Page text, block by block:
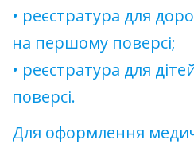
• реєстратура для
на першому поверсі;
• реєстратура для
поверсі.
Для оформлення